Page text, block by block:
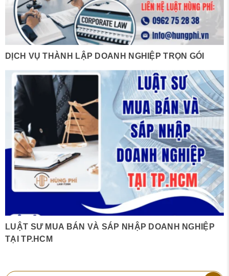
DỊCH VỤ THÀNH LẬP DOANH NGHIỆP TRỌN GÓI
LUẬT SƯ MUA BÁN VÀ SÁP NHẬP DOANH NGHIỆP
TẠI TP.HCM